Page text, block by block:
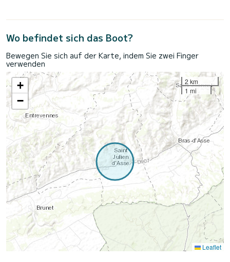
Wo befindet sich das Boot?
Bewegen Sie sich auf der Karte, indem Sie zwei Finger
verwenden
+
−
2 km
1 mi
Leaflet